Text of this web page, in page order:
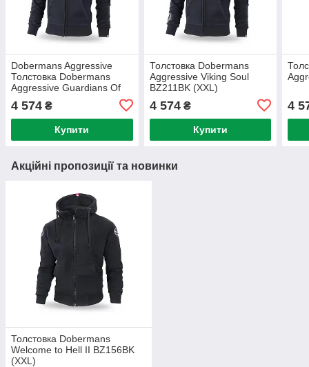
Dobermans Aggressive
Толстовка Dobermans
Aggressive Guardians Of
Asgard BZ197BK (M) XXL
4 574 ₴
Купити
Толстовка Dobermans
Aggressive Viking Soul
BZ211BK (XXL)
4 574₴
Купити
4
Акційні пропозиції та новинки
Толстовка Dobermans
Welcome to Hell II BZ156BK
(XXL)